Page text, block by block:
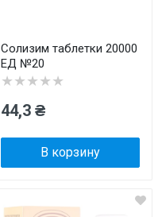
Солизим таблетки 20000
ЕД №20
★★★★★
44,3 ₴
В корзину